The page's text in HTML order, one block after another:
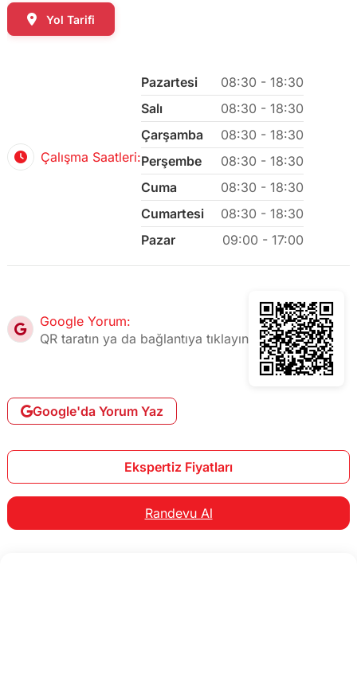
Yol Tarifi
Çalışma Saatleri:
Pazartesi
08:30 - 18:30
Salı
08:30 - 18:30
Çarşamba
08:30 - 18:30
Perşembe
08:30 - 18:30
Cuma
08:30 - 18:30
Cumartesi
08:30 - 18:30
Pazar
09:00 - 17:00
Google Yorum:
QR taratın ya da bağlantıya tıklayın
Google'da Yorum Yaz
Ekspertiz Fiyatları
Randevu Al